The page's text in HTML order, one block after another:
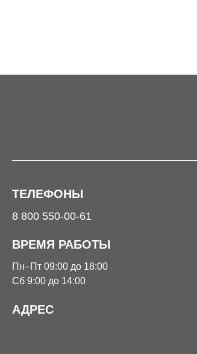
ТЕЛЕФОНЫ
8 800 550-00-61
ВРЕМЯ РАБОТЫ
Пн–Пт 09:00 до 18:00
Сб 9:00 до 14:00
АДРЕС